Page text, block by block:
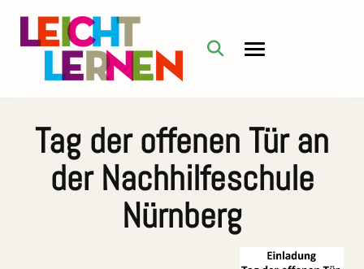
Tag der offenen Tür an
der Nachhilfeschule
Nürnberg